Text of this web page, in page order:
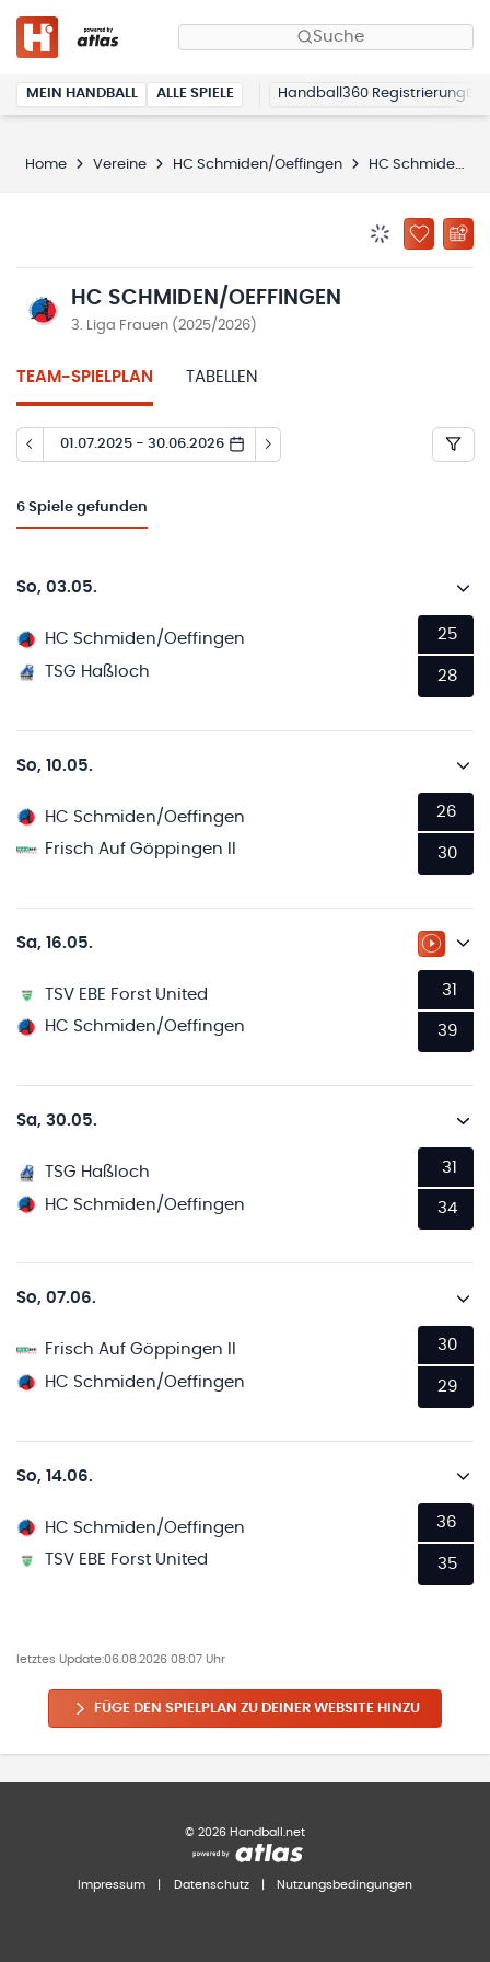
Suche
MEIN HANDBALL ALLE SPIELE Handball360 Registrierung
Home Vereine HC Schmiden/Oeffingen HC Schmiden/Oeffingen
ZU
HC SCHMIDEN/OEFFINGEN
3. Liga Frauen (2025/2026)
TEAM-SPIELPLAN TABELLEN
01.07.2025 - 30.06.2026
6 Spiele gefunden
So, 03.05.
HC Schmiden/Oeffingen
TSG Haßloch
25
28
So, 10.05.
HC Schmiden/Oeffingen
Frisch Auf Göppingen II
26
30
Sa, 16.05. ZUM
TSV EBE Forst United
HC Schmiden/Oeffingen
31
39
Sa, 30.05.
TSG Haßloch
HC Schmiden/Oeffingen
31
34
So, 07.06.
Frisch Auf Göppingen II
HC Schmiden/Oeffingen
30
29
So, 14.06.
HC Schmiden/Oeffingen
TSV EBE Forst United
36
35
letztes Update:06.08.2026 08:07 Uhr
FÜGE DEN SPIELPLAN ZU DEINER WEBSITE HINZU
© 2026 Handball.net
Impressum Datenschutz Nutzungsbedingungen